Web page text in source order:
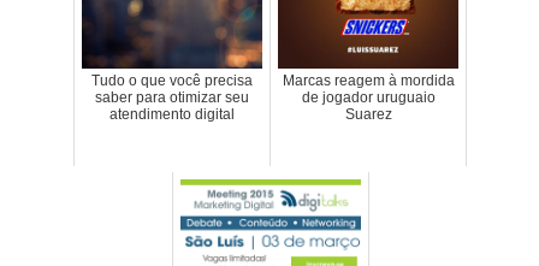
Tudo o que você precisa
saber para otimizar seu
atendimento digital
Marcas reagem à mordida
de jogador uruguaio
Suarez